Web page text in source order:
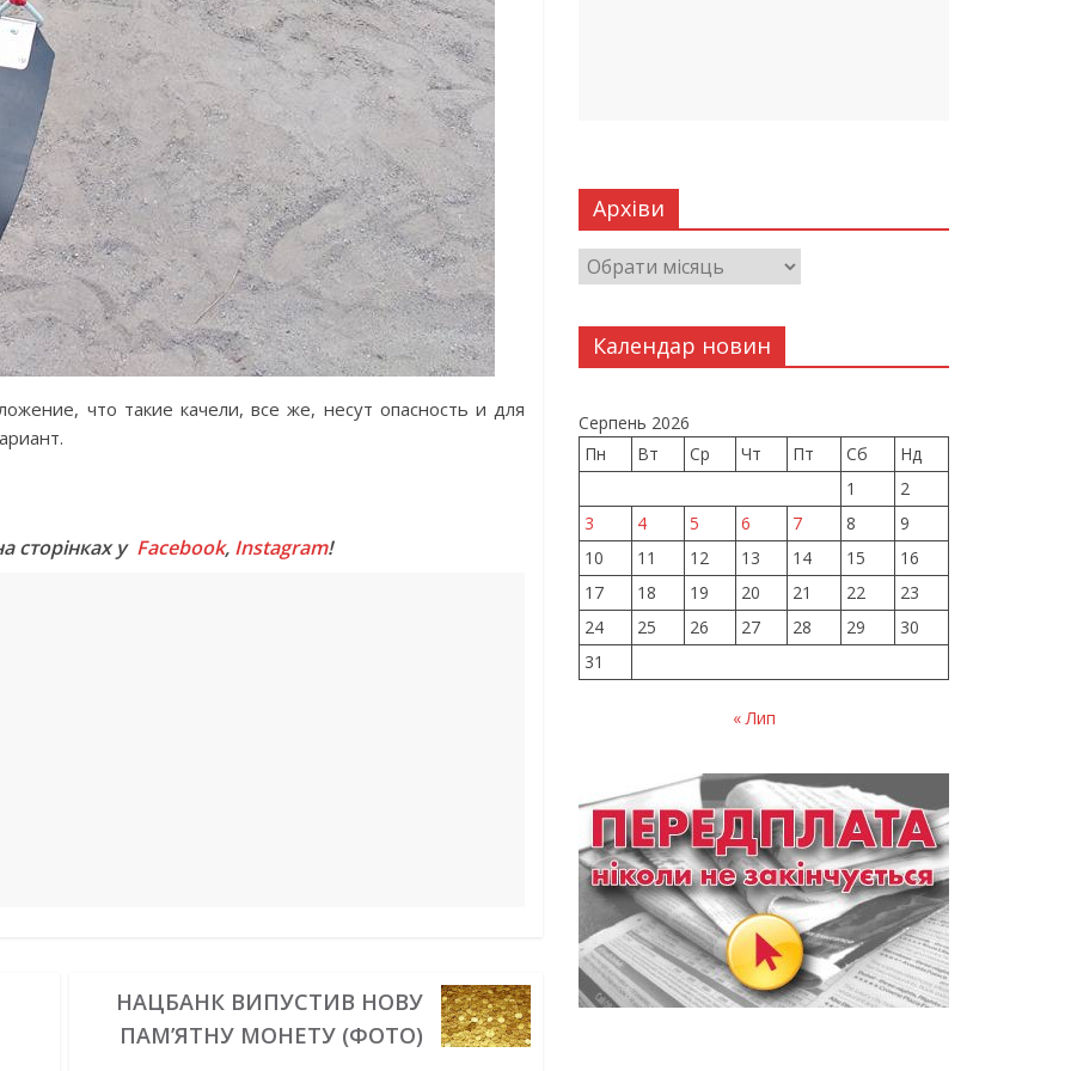
что такие качели, все же, несут опасность и для
сторінках у Facebook, Instagram!
НАЦБАНК ВИПУСТИВ НОВУ
ПАМ’ЯТНУ МОНЕТУ (ФОТО)
Архіви
Календар новин
Серпень 2026
Пн
Вт Ср Чт Пт Сб
Нд
1
2
3
4 5 6 7 8
9
10
11 12 13 14 15
16
17
18 19 20 21 22
23
24
25 26 27 28 29
30
31
« Лип